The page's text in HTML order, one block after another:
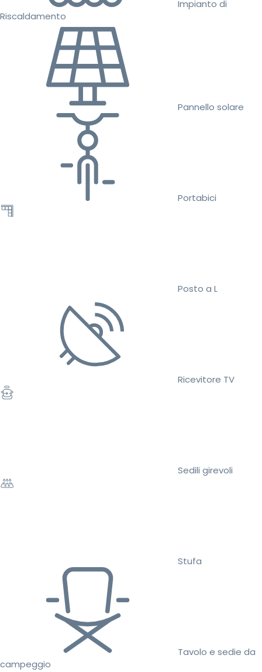
Impianto di
Riscaldamento
Pannello solare
Portabici
Posto a L
Ricevitore TV
Sedili girevoli
Stufa
Tavolo e sedie da
campeggio